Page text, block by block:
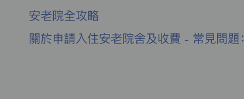
安老院全攻略
關於申請入住安老院舍及收費 - 常見問題：